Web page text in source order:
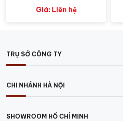
Giá: Liên hệ
TRỤ SỞ CÔNG TY
CHI NHÁNH HÀ NỘI
SHOWROOM HỒ CHÍ MINH